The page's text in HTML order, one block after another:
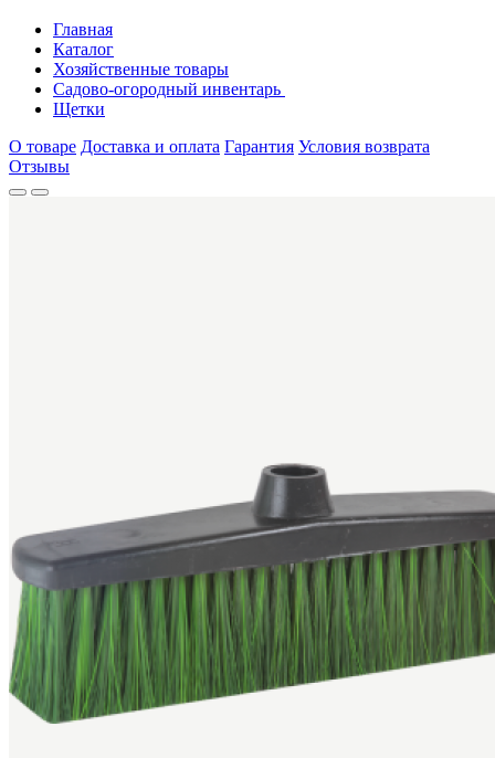
Главная
Каталог
Хозяйственные товары
Садово-огородный инвентарь
Щетки
О товаре Доставка и оплата Гарантия Условия возврата
Отзывы